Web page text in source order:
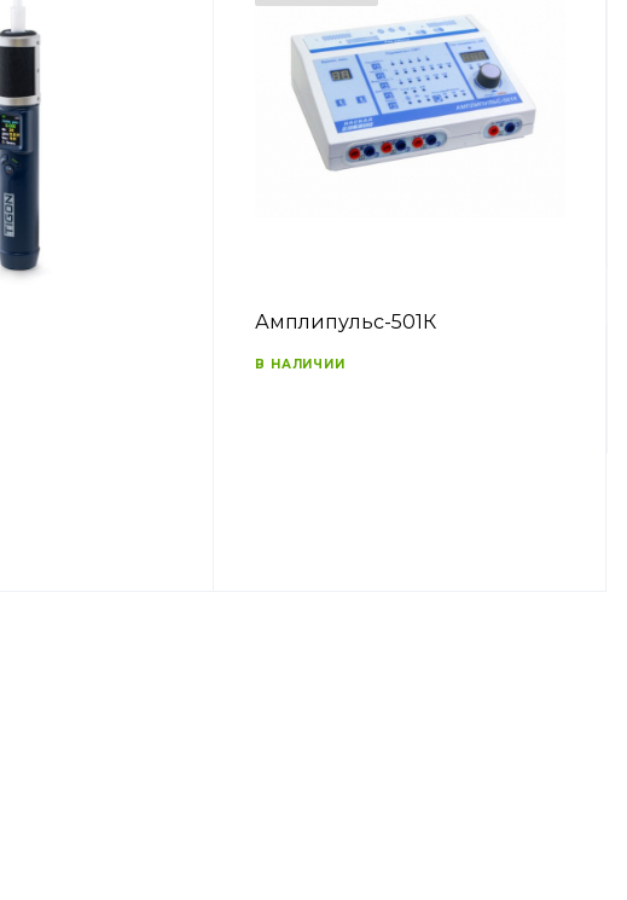
Амплипульс-501К
В НАЛИЧИИ